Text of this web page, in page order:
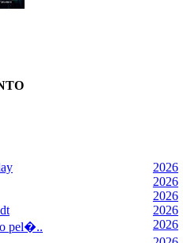
2026
2026
2026
2026
pel�..
2026